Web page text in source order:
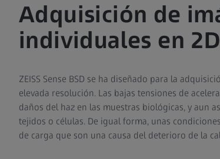
Adquisición de
individuales en 2D
ZEISS Sense BSD se ha diseñado para la
elevada resolución. Las bajas tensiones de
daños del haz en las muestras biológicas, y aun
tejidos o células. De igual forma, unas
de carga que son una causa del deterioro de la